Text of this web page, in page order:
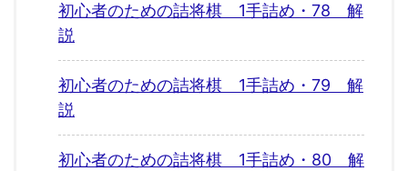
初心者のための詰将棋 1手詰め・78 解
説
初心者のための詰将棋 1手詰め・79 解
説
初心者のための詰将棋 1手詰め・80 解